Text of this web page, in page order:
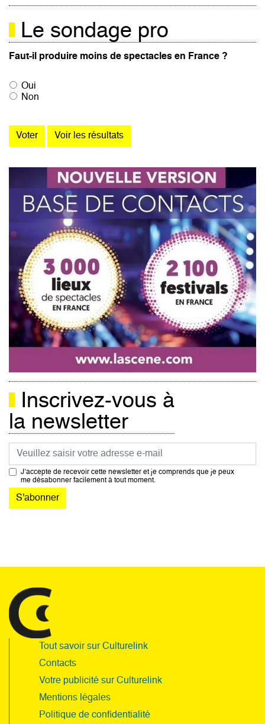
Le sondage pro
Faut-il produire moins de spectacles en France ?
Oui
Non
Inscrivez-vous à
la newsletter
Courriel
J’accepte de recevoir cette newsletter et je comprends que je peux
me désabonner facilement à tout moment.
Tout savoir sur Culturelink
Contacts
Votre publicité sur Culturelink
Mentions légales
Politique de confidentialité